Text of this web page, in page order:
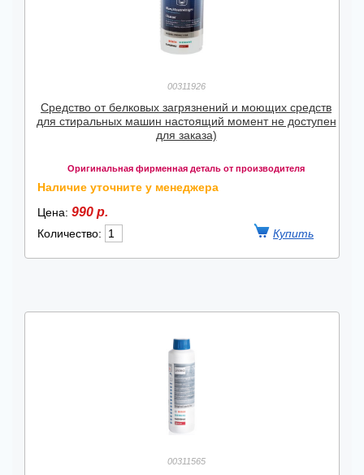
00311926
Средство от белковых загрязнений и моющих средств
для стиральных машин настоящий момент не доступен
для заказа)
Оригинальная фирменная деталь от производителя
Наличие уточните у менеджера
Цена: 990 р.
Количество:
00311565